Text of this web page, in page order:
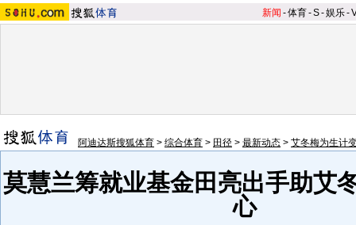
新闻 -体育-S-娱乐-
阿迪达斯搜狐体育 > 综合体育 > 田径 > 最新动态 > 艾冬梅为生计
莫慧兰筹就业基金田亮出手助艾
心